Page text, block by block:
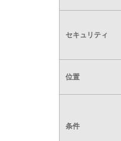
セキュリティ
位置
条件